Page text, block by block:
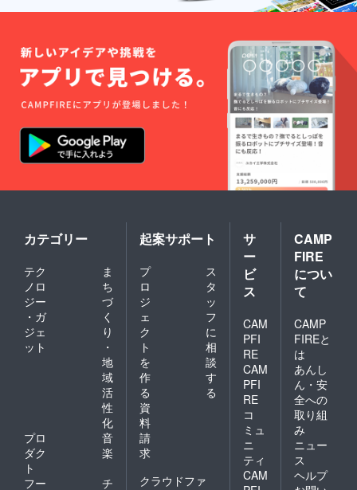
果物梱包材
果物送料
23000
広告費 35000
宣伝費 12000
¥171500
寄付先の意向に
より名前は伏せ
寄付先は2カ所
あります。
1つ目は私が乗
馬を始めるきっ
かけとなった
恩師がいる長野
県の乗馬クラブ
です。
カテゴリー
テク
ノロ
ジー
・ガ
ジェ
ット
ま
ち
づ
く
り
・
地
域
活
性
化
プロ
ダク
ト
音
楽
フー
チ
起案サポート
プ
ロ
ジ
ェ
ク
ト
を
作
る
ス
タ
ッ
フ
に
相
談
す
る
資
料
請
求
クラウドファ
サ
ー
ビ
ス
CAM
PFI
RE
CAM
PFI
RE
コ
ミュ
ニ
ティ
CAM
CAMP
FIRE
につい
て
CAMP
FIREと
は
あんし
ん・安
全への
取り組
み
ニュー
ス
ヘルプ